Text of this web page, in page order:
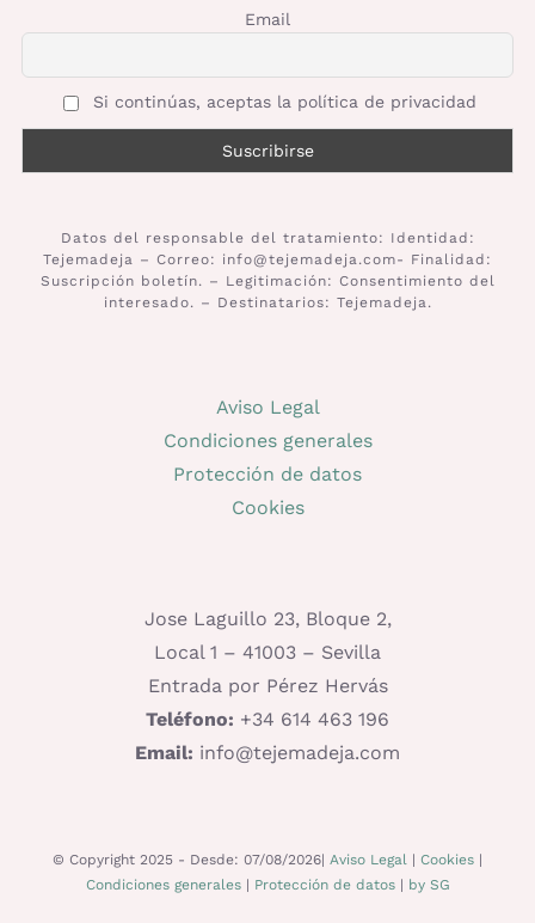
Email
Si continúas, aceptas la política de privacidad
Datos del responsable del tratamiento: Identidad:
Tejemadeja – Correo: info@tejemadeja.com- Finalidad:
Suscripción boletín. – Legitimación: Consentimiento del
interesado. – Destinatarios: Tejemadeja.
Aviso Legal
Condiciones generales
Protección de datos
Cookies
Jose Laguillo 23, Bloque 2,
Local 1 – 41003 – Sevilla
Entrada por Pérez Hervás
Teléfono: +34 614 463 196
Email: info@tejemadeja.com
© Copyright 2025 - Desde: 07/08/2026| Aviso Legal | Cookies |
Condiciones generales| Protección de datos| by SG